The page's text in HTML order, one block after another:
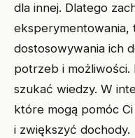
dla innej. Dlatego
eksperymentowania,
dostosowywania ich
potrzeb i
szukać wiedzy. W
które mogą pomóc
i zwiększyć dochody.